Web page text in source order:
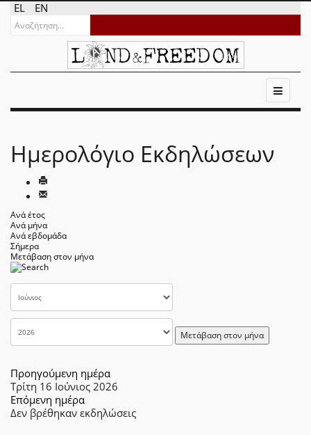
EL EN
Ημερολόγιο Εκδηλώσεων
Ανά έτος
Ανά μήνα
Ανά εβδομάδα
Σήμερα
Μετάβαση στον μήνα
Μετάβαση στον μήνα
Προηγούμενη ημέρα
Τρίτη 16 Ιούνιος 2026
Επόμενη ημέρα
Δεν βρέθηκαν εκδηλώσεις